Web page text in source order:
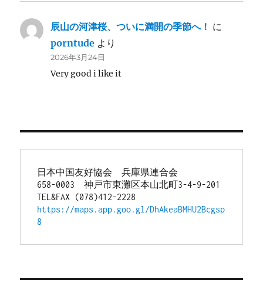
辰山の河津桜、ついに満開の季節へ！ に
porntude より
2026年3月24日
Very good i like it
日本中国友好協会　兵庫県連合会
658-0003　神戸市東灘区本山北町3-4-9-201
TEL&FAX (078)412-2228
https://maps.app.goo.gl/DhAkeaBMHU2Bcgsp
8